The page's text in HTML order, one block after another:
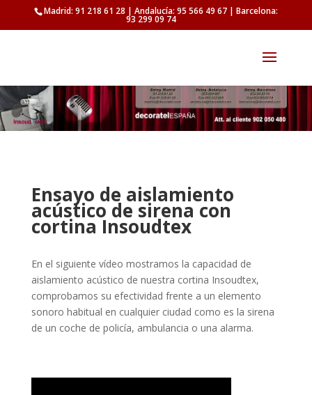
Madrid: 91 218 61 28 | Andalucía: 95 566 49 67 | Barcelona:
93 299 09 74
Ensayo de aislamiento
acústico de sirena con
cortina Insoudtex
En el siguiente vídeo mostramos la capacidad de
aislamiento acústico de nuestra cortina Insoudtex,
comprobamos su efectividad frente a un elemento
sonoro habitual en cualquier ciudad como es la sirena
de un coche de policía, ambulancia o una alarma.